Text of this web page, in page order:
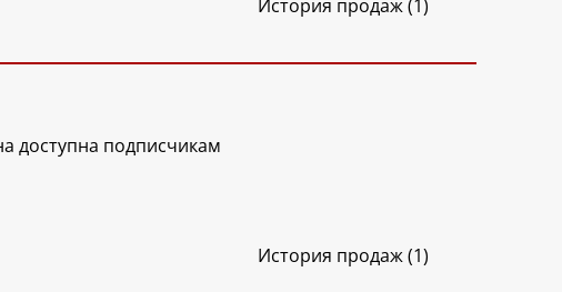
История продаж (1)
доступна подписчикам
История продаж (1)